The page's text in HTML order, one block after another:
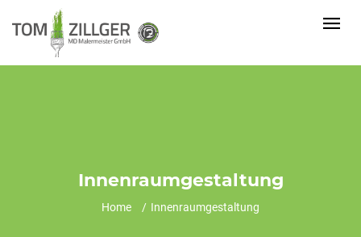
Innenraumgestaltung
Home Innenraumgestaltung